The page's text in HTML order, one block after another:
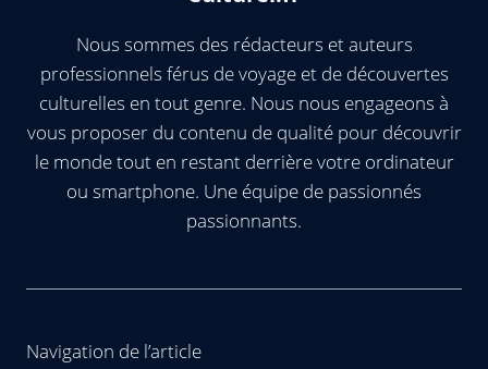
Nous sommes des rédacteurs et auteurs
professionnels férus de voyage et de découvertes
culturelles en tout genre. Nous nous engageons à
vous proposer du contenu de qualité pour découvrir
le monde tout en restant derrière votre ordinateur
ou smartphone. Une équipe de passionnés
passionnants.
Navigation de l’article